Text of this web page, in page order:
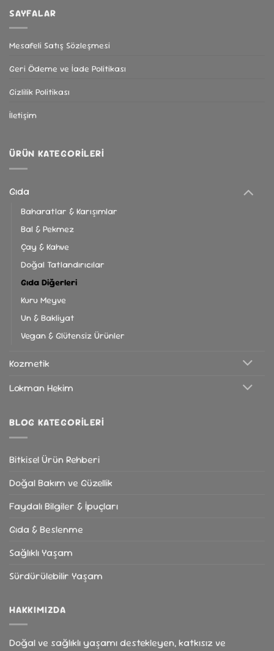
ürün
seçilebilir
SAYFALAR
Mesafeli Satış Sözleşmesi
Geri Ödeme ve İade Politikası
Gizlilik Politikası
İletişim
ÜRÜN KATEGORILERI
Gıda
Baharatlar & Karışımlar
Bal & Pekmez
Çay & Kahve
Doğal Tatlandırıcılar
Gıda Diğerleri
Kuru Meyve
Un & Bakliyat
Vegan & Glütensiz Ürünler
Kozmetik
Lokman Hekim
BLOG KATEGORILERI
Bitkisel Ürün Rehberi
Doğal Bakım ve Güzellik
Faydalı Bilgiler & İpuçları
Gıda & Beslenme
Sağlıklı Yaşam
Sürdürülebilir Yaşam
HAKKIMIZDA
Doğal ve sağlıklı yaşamı destekleyen, katkısız ve